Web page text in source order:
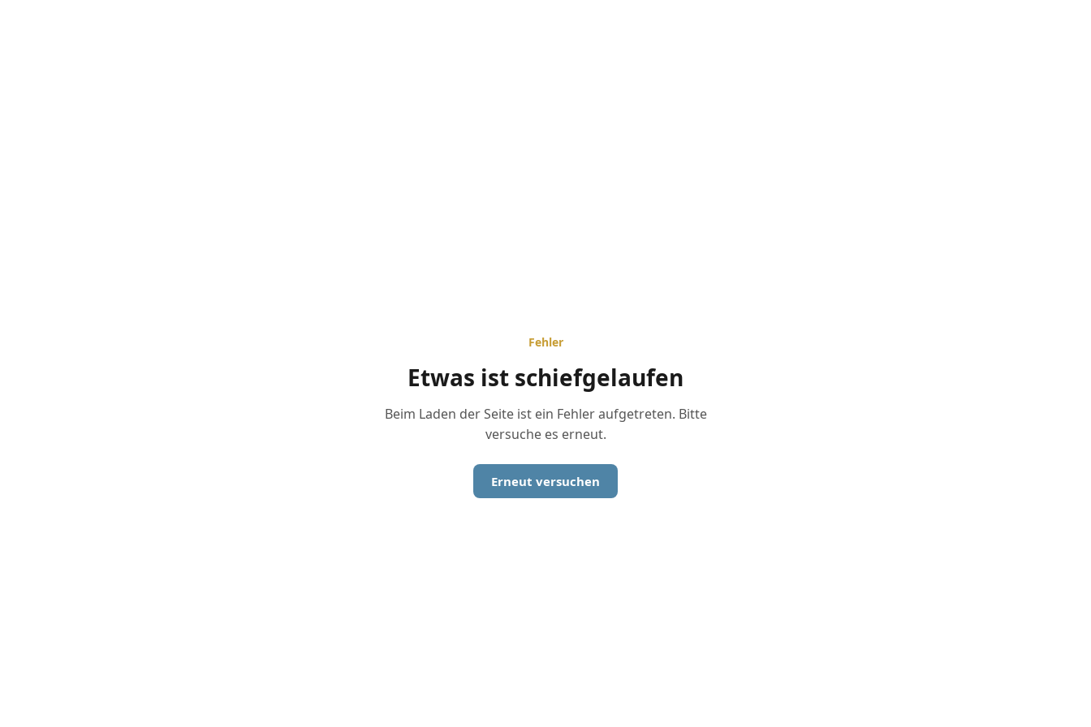
Fehler
Etwas ist schiefgelaufen
Beim Laden der Seite ist ein Fehler aufgetreten. Bitte
versuche es erneut.
Erneut versuchen